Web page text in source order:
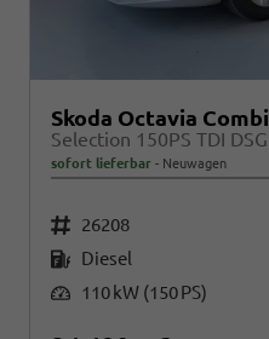
Skoda Octavia Combi
sofort lieferbar Neuwagen
Fahrzeugnr. 26208
Kraftstoff Diesel
Leistung 110 kW (150 PS)